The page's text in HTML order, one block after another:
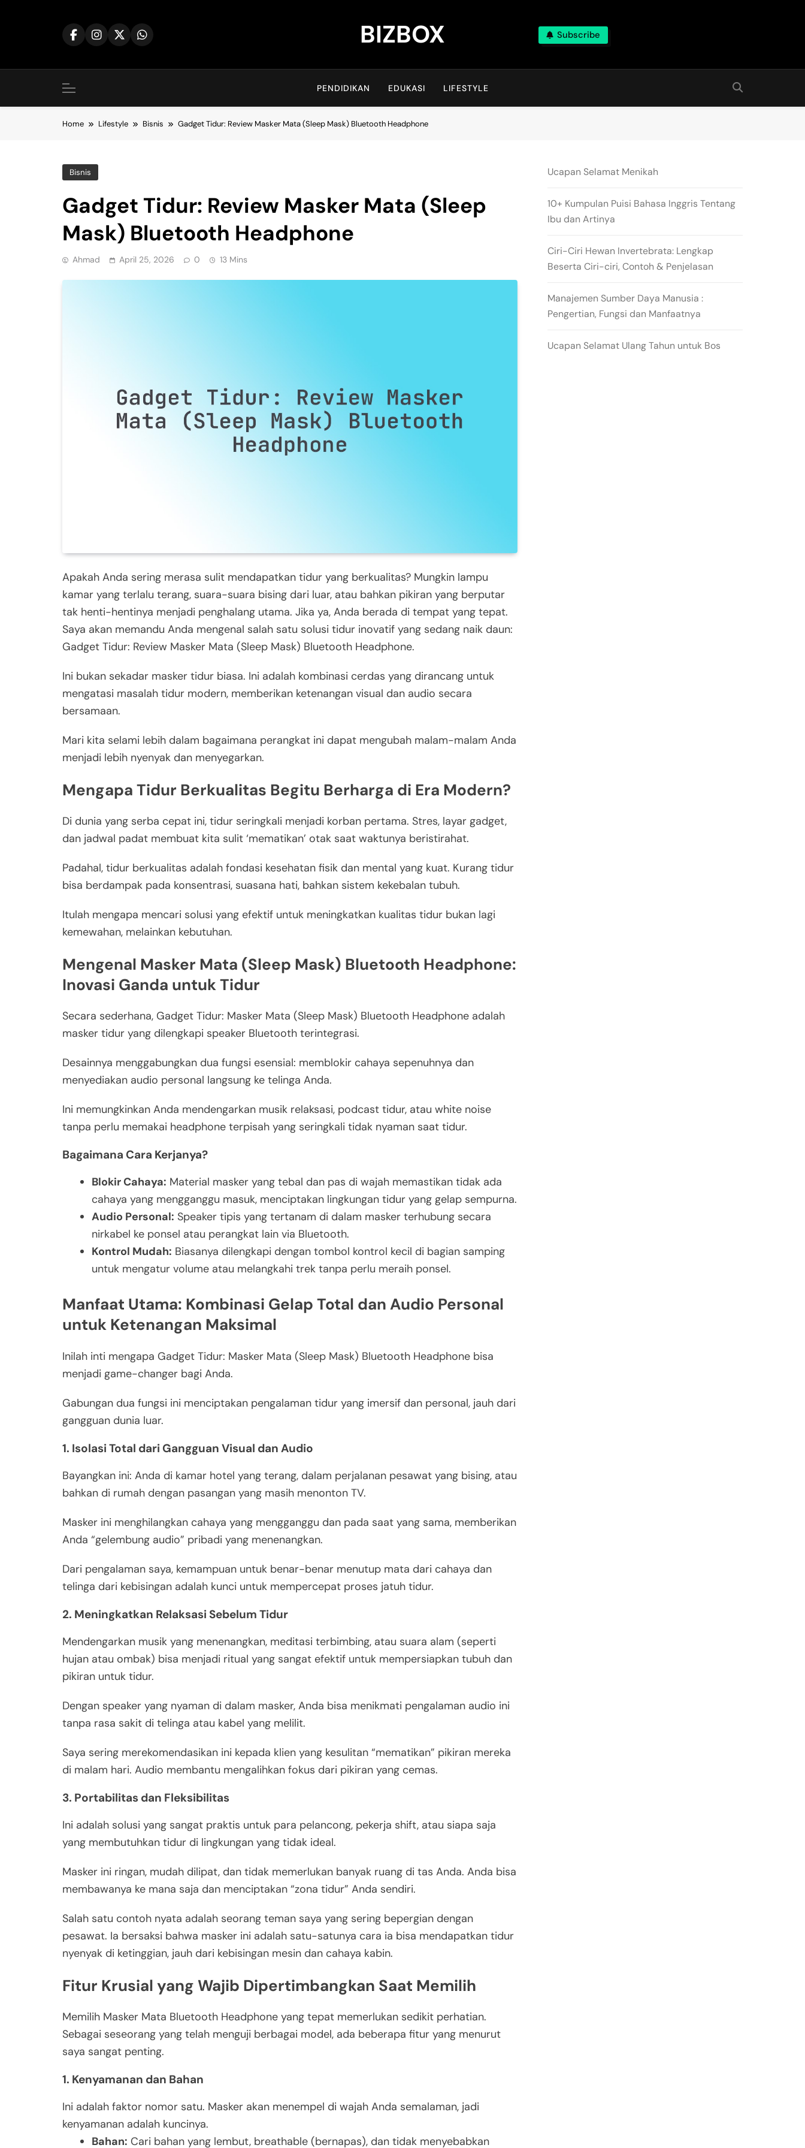
BIZBOX Subscribe
PENDIDIKAN EDUKASI LIFESTYLE
Home Lifestyle Bisnis Gadget Tidur: Review Masker Mata (Sleep Mask) Bluetooth Headphone
Bisnis
Gadget Tidur: Review Masker Mata (Sleep
Mask) Bluetooth Headphone
Ahmad April 25, 2026 0 13 Mins
Apakah Anda sering merasa sulit mendapatkan tidur yang berkualitas? Mungkin lampu
kamar yang terlalu terang, suara-suara bising dari luar, atau bahkan pikiran yang berputar
tak henti-hentinya menjadi penghalang utama. Jika ya, Anda berada di tempat yang tepat.
Saya akan memandu Anda mengenal salah satu solusi tidur inovatif yang sedang naik daun:
Gadget Tidur: Review Masker Mata (Sleep Mask) Bluetooth Headphone.
Ini bukan sekadar masker tidur biasa. Ini adalah kombinasi cerdas yang dirancang untuk
mengatasi masalah tidur modern, memberikan ketenangan visual dan audio secara
bersamaan.
Mari kita selami lebih dalam bagaimana perangkat ini dapat mengubah malam-malam Anda
menjadi lebih nyenyak dan menyegarkan.
Mengapa Tidur Berkualitas Begitu Berharga di Era Modern?
Di dunia yang serba cepat ini, tidur seringkali menjadi korban pertama. Stres, layar gadget,
dan jadwal padat membuat kita sulit ‘mematikan’ otak saat waktunya beristirahat.
Padahal, tidur berkualitas adalah fondasi kesehatan fisik dan mental yang kuat. Kurang tidur
bisa berdampak pada konsentrasi, suasana hati, bahkan sistem kekebalan tubuh.
Itulah mengapa mencari solusi yang efektif untuk meningkatkan kualitas tidur bukan lagi
kemewahan, melainkan kebutuhan.
Mengenal Masker Mata (Sleep Mask) Bluetooth Headphone:
Inovasi Ganda untuk Tidur
Secara sederhana, Gadget Tidur: Masker Mata (Sleep Mask) Bluetooth Headphone adalah
masker tidur yang dilengkapi speaker Bluetooth terintegrasi.
Desainnya menggabungkan dua fungsi esensial: memblokir cahaya sepenuhnya dan
menyediakan audio personal langsung ke telinga Anda.
Ini memungkinkan Anda mendengarkan musik relaksasi, podcast tidur, atau white noise
tanpa perlu memakai headphone terpisah yang seringkali tidak nyaman saat tidur.
Bagaimana Cara Kerjanya?
Blokir Cahaya: Material masker yang tebal dan pas di wajah memastikan tidak ada
cahaya yang mengganggu masuk, menciptakan lingkungan tidur yang gelap sempurna.
Audio Personal: Speaker tipis yang tertanam di dalam masker terhubung secara
nirkabel ke ponsel atau perangkat lain via Bluetooth.
Kontrol Mudah: Biasanya dilengkapi dengan tombol kontrol kecil di bagian samping
untuk mengatur volume atau melangkahi trek tanpa perlu meraih ponsel.
Manfaat Utama: Kombinasi Gelap Total dan Audio Personal
untuk Ketenangan Maksimal
Inilah inti mengapa Gadget Tidur: Masker Mata (Sleep Mask) Bluetooth Headphone bisa
menjadi game-changer bagi Anda.
Gabungan dua fungsi ini menciptakan pengalaman tidur yang imersif dan personal, jauh dari
gangguan dunia luar.
1. Isolasi Total dari Gangguan Visual dan Audio
Bayangkan ini: Anda di kamar hotel yang terang, dalam perjalanan pesawat yang bising, atau
bahkan di rumah dengan pasangan yang masih menonton TV.
Masker ini menghilangkan cahaya yang mengganggu dan pada saat yang sama, memberikan
Anda “gelembung audio” pribadi yang menenangkan.
Dari pengalaman saya, kemampuan untuk benar-benar menutup mata dari cahaya dan
telinga dari kebisingan adalah kunci untuk mempercepat proses jatuh tidur.
2. Meningkatkan Relaksasi Sebelum Tidur
Mendengarkan musik yang menenangkan, meditasi terbimbing, atau suara alam (seperti
hujan atau ombak) bisa menjadi ritual yang sangat efektif untuk mempersiapkan tubuh dan
pikiran untuk tidur.
Dengan speaker yang nyaman di dalam masker, Anda bisa menikmati pengalaman audio ini
tanpa rasa sakit di telinga atau kabel yang melilit.
Saya sering merekomendasikan ini kepada klien yang kesulitan “mematikan” pikiran mereka
di malam hari. Audio membantu mengalihkan fokus dari pikiran yang cemas.
3. Portabilitas dan Fleksibilitas
Ini adalah solusi yang sangat praktis untuk para pelancong, pekerja shift, atau siapa saja
yang membutuhkan tidur di lingkungan yang tidak ideal.
Masker ini ringan, mudah dilipat, dan tidak memerlukan banyak ruang di tas Anda. Anda bisa
membawanya ke mana saja dan menciptakan “zona tidur” Anda sendiri.
Salah satu contoh nyata adalah seorang teman saya yang sering bepergian dengan
pesawat. Ia bersaksi bahwa masker ini adalah satu-satunya cara ia bisa mendapatkan tidur
nyenyak di ketinggian, jauh dari kebisingan mesin dan cahaya kabin.
Fitur Krusial yang Wajib Dipertimbangkan Saat Memilih
Memilih Masker Mata Bluetooth Headphone yang tepat memerlukan sedikit perhatian.
Sebagai seseorang yang telah menguji berbagai model, ada beberapa fitur yang menurut
saya sangat penting.
1. Kenyamanan dan Bahan
Ini adalah faktor nomor satu. Masker akan menempel di wajah Anda semalaman, jadi
kenyamanan adalah kuncinya.
Bahan: Cari bahan yang lembut, breathable (bernapas), dan tidak menyebabkan
Ucapan Selamat Menikah
10+ Kumpulan Puisi Bahasa Inggris Tentang
Ibu dan Artinya
Ciri-Ciri Hewan Invertebrata: Lengkap
Beserta Ciri-ciri, Contoh & Penjelasan
Manajemen Sumber Daya Manusia :
Pengertian, Fungsi dan Manfaatnya
Ucapan Selamat Ulang Tahun untuk Bos